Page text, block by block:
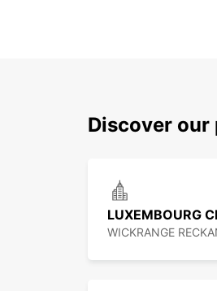
Discover our
LUXEMBOURG